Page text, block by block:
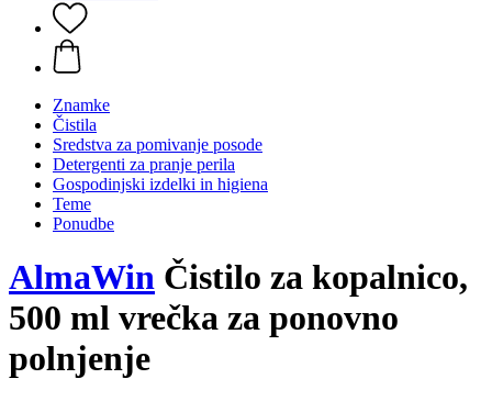
Znamke
Čistila
Sredstva za pomivanje posode
Detergenti za pranje perila
Gospodinjski izdelki in higiena
Teme
Ponudbe
AlmaWin Čistilo za kopalnico,
500 ml vrečka za ponovno
polnjenje